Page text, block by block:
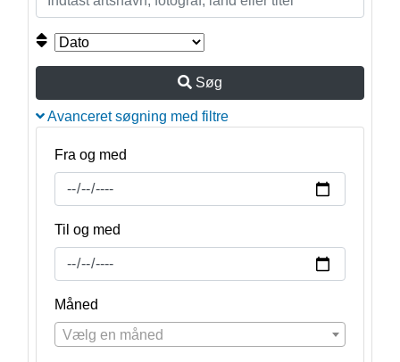
Søg
Avanceret søgning med filtre
Fra og med
Til og med
Måned
Vælg en måned